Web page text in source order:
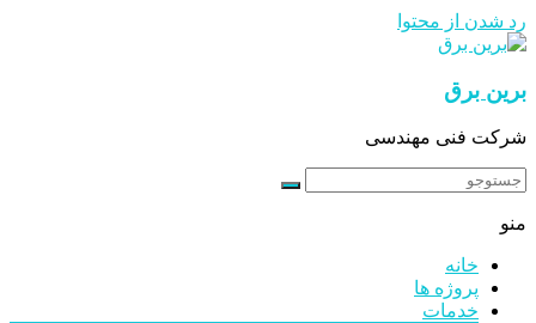
رد شدن از محتوا
برین برق
شرکت فنی مهندسی
منو
خانه
پروژه ها
خدمات